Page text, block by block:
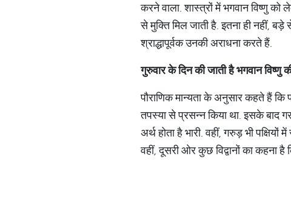
करने वाला. शास्त्रों में भगवान विष्णु
से मुक्ति मिल जाती है. इतना ही नहीं,
श्राद्धापूर्वक उनकी अराधना करते हैं.
गुरुवारकेदिनकीजातीहैभगवानविष्णु
पौराणिक मान्यता के अनुसार कहते हैं कि
तपस्या से प्रसन्न किया था. इसके बाद
अर्थ होता है भारी. वहीं, गरुड़ भी
वहीं, दूसरी ओर कुछ विद्वानों का कहना